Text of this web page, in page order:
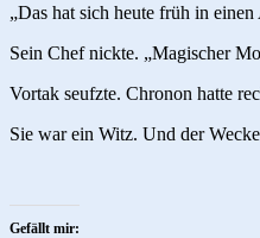
„Das hat sich heute früh in
Sein Chef nickte. „Magischer
Vortak seufzte. Chronon hatte
Sie war ein Witz. Und der
Gefällt mir: